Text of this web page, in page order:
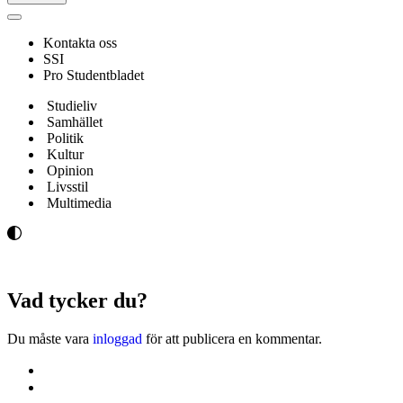
Navigeringsmeny
Kontakta oss
SSI
Pro Studentbladet
Studieliv
Samhället
Politik
Kultur
Opinion
Livsstil
Multimedia
Vad tycker du?
Du måste vara inloggad för att publicera en kommentar.